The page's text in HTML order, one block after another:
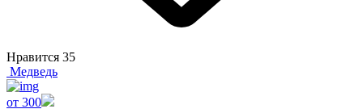
Нравится 35
Медведь
от 300